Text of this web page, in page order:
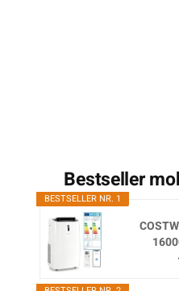
Bestseller
BESTSELLER NR. 1